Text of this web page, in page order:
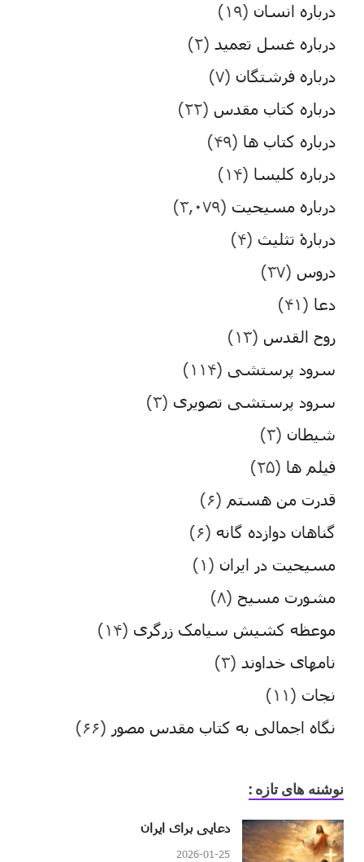
درباره انسان (۱۹)
درباره غسل تعمید (۲)
درباره فرشتگان (۷)
درباره کتاب مقدس (۲۲)
درباره کتاب ها (۴۹)
درباره کلیسا (۱۴)
درباره مسیحیت (۳,۰۷۹)
دربارۀ تثلیث (۴)
دروس (۳۷)
دعا (۴۱)
روح القدس (۱۳)
سرود پرستشی (۱۱۴)
سرود پرستشی تصویری (۳)
شیطان (۳)
فیلم ها (۲۵)
قدرت من هستم (۶)
گناهان دوازده گانه (۶)
مسیحیت در ایران (۱)
مشورت مسیح (۸)
موعظه کشیش سیامک زرگری (۱۴)
نامهای خداوند (۳)
نجات (۱۱)
نگاه اجمالی به کتاب مقدس مصور (۶۶)
نوشنه های تازه :
دعایی برای ایران
2026-01-25